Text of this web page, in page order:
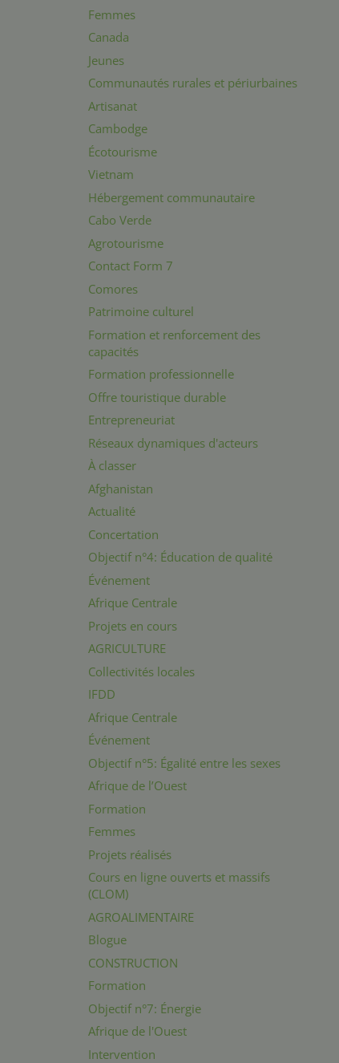
Femmes
Canada
Jeunes
Communautés rurales et périurbaines
Artisanat
Cambodge
Écotourisme
Vietnam
Hébergement communautaire
Cabo Verde
Agrotourisme
Contact Form 7
Comores
Patrimoine culturel
Formation et renforcement des
capacités
Formation professionnelle
Offre touristique durable
Entrepreneuriat
Réseaux dynamiques d'acteurs
À classer
Afghanistan
Actualité
Concertation
Objectif n°4: Éducation de qualité
Événement
Afrique Centrale
Projets en cours
AGRICULTURE
Collectivités locales
IFDD
Afrique Centrale
Événement
Objectif n°5: Égalité entre les sexes
Afrique de l’Ouest
Formation
Femmes
Projets réalisés
Cours en ligne ouverts et massifs
(CLOM)
AGROALIMENTAIRE
Blogue
CONSTRUCTION
Formation
Objectif n°7: Énergie
Afrique de l'Ouest
Intervention